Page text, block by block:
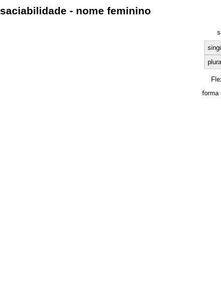
saciabilidade - nome feminino
forma